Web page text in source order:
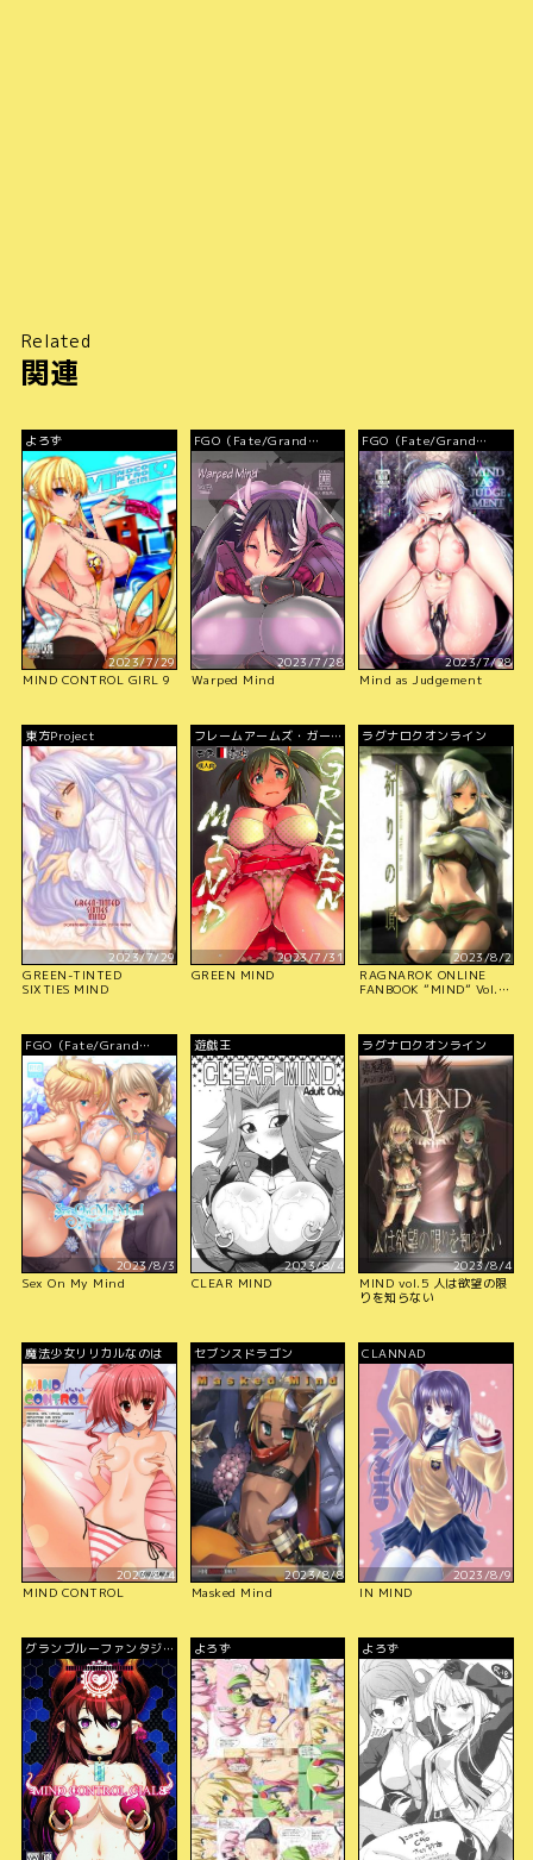
Related
関連
よろず
2023/7/29
MIND CONTROL GIRL 9
FGO（Fate/Grand
Order）
2023/7/28
Warped Mind
FGO（Fate/Grand
Order）
2023/7/28
Mind as Judgement
東方Project
2023/7/29
GREEN-TINTED
SIXTIES MIND
フレームアームズ・ガー
ル
2023/7/31
GREEN MIND
ラグナロクオンライン
2023/8/2
RAGNAROK ONLINE
FANBOOK ”MIND” Vol.
FGO（Fate/Grand
Order）
2023/8/3
Sex On My Mind
遊戯王
2023/8/4
CLEAR MIND
ラグナロクオンライン
2023/8/4
MIND vol.5 人は欲望の限
りを知らない
魔法少女リリカルなのは
2023/8/4
MIND CONTROL
セブンスドラゴン
2023/8/8
Masked Mind
CLANNAD
2023/8/9
IN MIND
グランブルーファンタジ
ー
よろず よろず